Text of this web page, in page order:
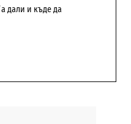
дали и къде да